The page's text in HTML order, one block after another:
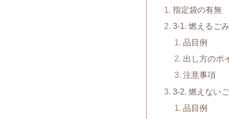
指定袋の有無
3-1. 燃えるご
品目例
出し方のポ
注意事項
3-2. 燃えない
品目例